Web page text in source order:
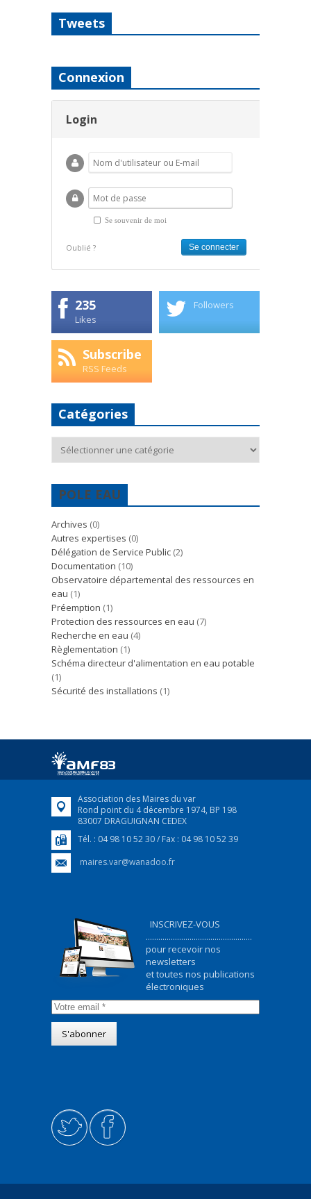
Tweets
Connexion
Login
Se souvenir de moi
Oublié ?
235
Likes
Followers
Subscribe
RSS Feeds
Catégories
POLE EAU
Archives (0)
Autres expertises (0)
Délégation de Service Public (2)
Documentation (10)
Observatoire départemental des ressources en
eau (1)
Préemption (1)
Protection des ressources en eau (7)
Recherche en eau (4)
Règlementation (1)
Schéma directeur d'alimentation en eau potable
(1)
Sécurité des installations (1)
Association des Maires du var
Rond point du 4 décembre 1974, BP 198
83007 DRAGUIGNAN CEDEX
Tél. : 04 98 10 52 30 / Fax : 04 98 10 52 39
maires.var@wanadoo.fr
INSCRIVEZ-VOUS
...................................................
pour recevoir nos
newsletters
et toutes nos publications
électroniques